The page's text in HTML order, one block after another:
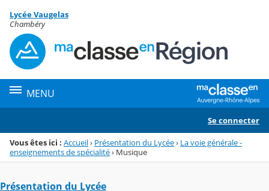
Menu de la rubrique
Contenu
Lycée Vaugelas
Chambéry
MENU
Se connecter
Vous êtes ici : Accueil› Présentation du Lycée› La voie générale -
enseignements de spécialité› Musique
Présentation du Lycée